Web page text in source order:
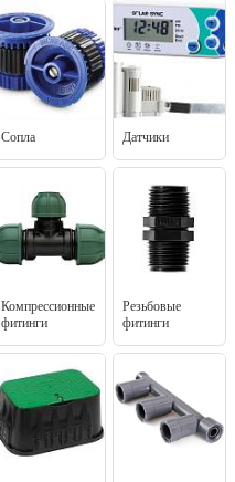
Сопла Датчики
Компрессионные
фитинги
Резьбовые
фитинги